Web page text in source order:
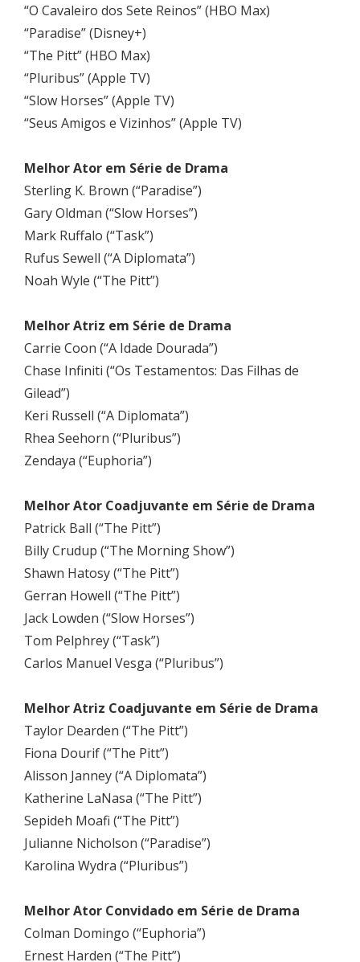
“O Cavaleiro dos Sete Reinos” (HBO Max)
“Paradise” (Disney+)
“The Pitt” (HBO Max)
“Pluribus” (Apple TV)
“Slow Horses” (Apple TV)
“Seus Amigos e Vizinhos” (Apple TV)
Melhor Ator em Série de Drama
Sterling K. Brown (“Paradise”)
Gary Oldman (“Slow Horses”)
Mark Ruffalo (“Task”)
Rufus Sewell (“A Diplomata”)
Noah Wyle (“The Pitt”)
Melhor Atriz em Série de Drama
Carrie Coon (“A Idade Dourada”)
Chase Infiniti (“Os Testamentos: Das Filhas de
Gilead”)
Keri Russell (“A Diplomata”)
Rhea Seehorn (“Pluribus”)
Zendaya (“Euphoria”)
Melhor Ator Coadjuvante em Série de Drama
Patrick Ball (“The Pitt”)
Billy Crudup (“The Morning Show”)
Shawn Hatosy (“The Pitt”)
Gerran Howell (“The Pitt”)
Jack Lowden (“Slow Horses”)
Tom Pelphrey (“Task”)
Carlos Manuel Vesga (“Pluribus”)
Melhor Atriz Coadjuvante em Série de Drama
Taylor Dearden (“The Pitt”)
Fiona Dourif (“The Pitt”)
Alisson Janney (“A Diplomata”)
Katherine LaNasa (“The Pitt”)
Sepideh Moafi (“The Pitt”)
Julianne Nicholson (“Paradise”)
Karolina Wydra (“Pluribus”)
Melhor Ator Convidado em Série de Drama
Colman Domingo (“Euphoria”)
Ernest Harden (“The Pitt”)